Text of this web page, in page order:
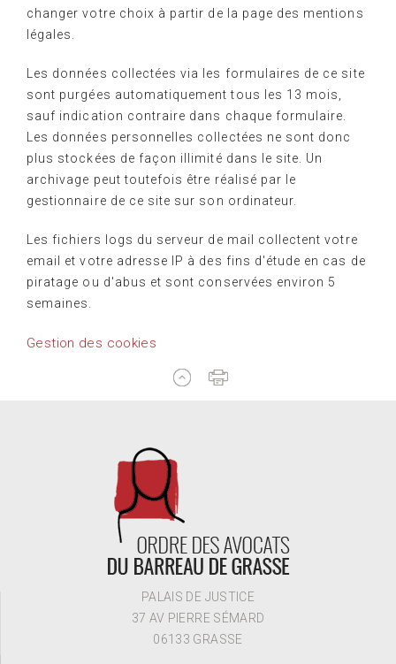
changer votre choix à partir de la page des mentions
légales.
Les données collectées via les formulaires de ce site
sont purgées automatiquement tous les 13 mois,
sauf indication contraire dans chaque formulaire.
Les données personnelles collectées ne sont donc
plus stockées de façon illimité dans le site. Un
archivage peut toutefois être réalisé par le
gestionnaire de ce site sur son ordinateur.
Les fichiers logs du serveur de mail collectent votre
email et votre adresse IP à des fins d'étude en cas de
piratage ou d'abus et sont conservées environ 5
semaines.
Gestion des cookies
PALAIS DE JUSTICE
37 AV PIERRE SÉMARD
06133 GRASSE